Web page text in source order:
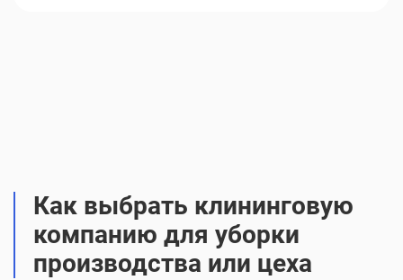
Как выбрать клининговую
компанию для уборки
производства или цеха